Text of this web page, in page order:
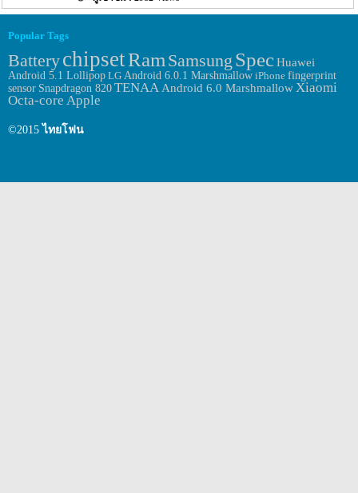
ไปดูกันเลยดีกว่า โดยรุ่น K10 นั้นจะมาพร้อมกับขนาดหน้าจอ
ประมาณ 5.3 นิ้ว โดยหน้าจอจะแสดงความละเอียดของภาพอยู่ที่
ทาง Google อย่าง Android 5.1 Lollipop ตัวเครื่องมีสีให้เราเลือก 3 สี
อย่างสี white, indigo และ gold โดยรุ่น K10 […]
Popular Tags
BatterychipsetRamSamsung SpecHuawei
Android 5.1 Lollipop LG Android 6.0.1 Marshmallow iPhone fingerprint
sensor Snapdragon 820 TENAAAndroid 6.0 MarshmallowXiaomi
Octa-core Apple
©2015 ไทยโฟน